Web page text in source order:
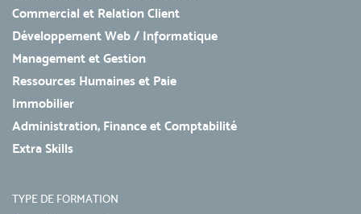
Commercial et Relation Client
Développement Web / Informatique
Management et Gestion
Ressources Humaines et Paie
Immobilier
Administration, Finance et Comptabilité
Extra Skills
TYPE DE FORMATION